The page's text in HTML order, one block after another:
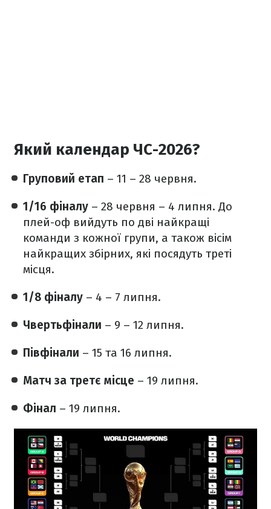
Який календар ЧС-2026?
Груповий етап – 11 – 28 червня.
1/16 фіналу – 28 червня – 4 липня. До
плей-оф вийдуть по дві найкращі
команди з кожної групи, а також вісім
найкращих збірних, які посядуть треті
місця.
1/8 фіналу – 4 – 7 липня.
Чвертьфінали – 9 – 12 липня.
Півфінали – 15 та 16 липня.
Матч за третє місце – 19 липня.
Фінал – 19 липня.